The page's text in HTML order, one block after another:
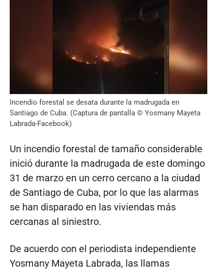
Incendio forestal se desata durante la madrugada en
Santiago de Cuba. (Captura de pantalla © Yosmany Mayeta
Labrada-Facebook)
Un incendio forestal de tamaño considerable
inició durante la madrugada de este domingo
31 de marzo en un cerro cercano a la ciudad
de Santiago de Cuba, por lo que las alarmas
se han disparado en las viviendas más
cercanas al siniestro.
De acuerdo con el periodista independiente
Yosmany Mayeta Labrada, las llamas